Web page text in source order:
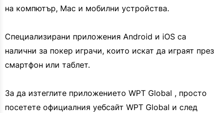
на компютър, Mac и мобилни устройства.
Специализирани приложения Android и iOS са
налични за покер играчи, които искат да играят през
смартфон или таблет.
За да изтеглите приложението WPT Global , просто
посетете официалния уебсайт WPT Global и след